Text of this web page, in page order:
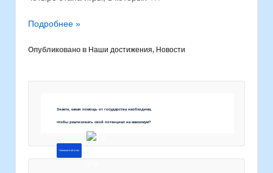
Подробнее »
Опубликовано в Наши достижения, Новости
Знаете, какая помощь от государства необходима,
чтобы реализовать свой потенциал на максимум?
Напишите об этом